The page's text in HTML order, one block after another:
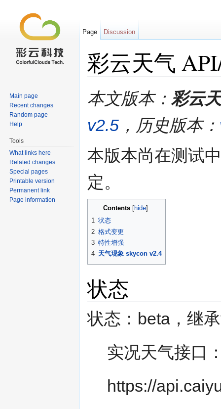
彩云天气
本文版本： 彩云
v2.5 ，历史版本：
本版本尚在测试
定。
Contents hide
1 状态
2 格式变更
3 特性增强
4 天气现象 skycon v2.4
状态
状态：beta，继
实况天气接口
https://
Page Discussion
Main page
Recent changes
Random page
Help
Tools
What links here
Related changes
Special pages
Printable version
Permanent link
Page information